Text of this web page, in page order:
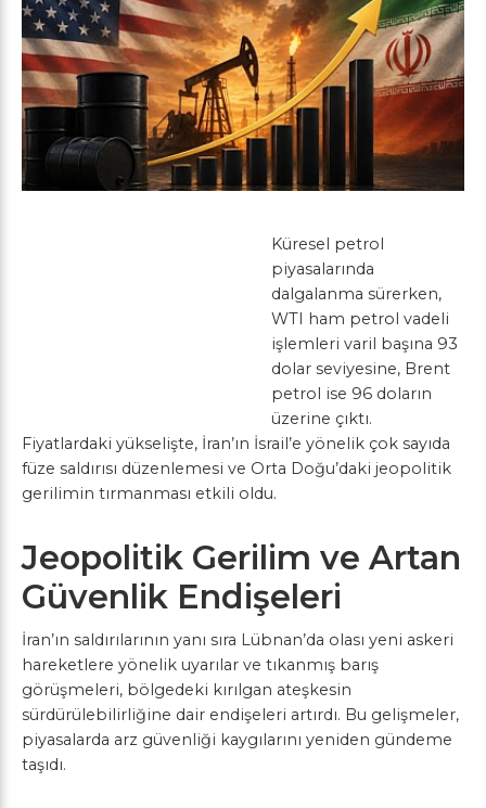
Küresel petrol
piyasalarında
dalgalanma sürerken,
WTI ham petrol vadeli
işlemleri varil başına 93
dolar seviyesine, Brent
petrol ise 96 doların
üzerine çıktı.
Fiyatlardaki yükselişte, İran’ın İsrail’e yönelik çok sayıda
füze saldırısı düzenlemesi ve Orta Doğu’daki jeopolitik
gerilimin tırmanması etkili oldu.
Jeopolitik Gerilim ve Artan
Güvenlik Endişeleri
İran’ın saldırılarının yanı sıra Lübnan’da olası yeni askeri
hareketlere yönelik uyarılar ve tıkanmış barış
görüşmeleri, bölgedeki kırılgan ateşkesin
sürdürülebilirliğine dair endişeleri artırdı. Bu gelişmeler,
piyasalarda arz güvenliği kaygılarını yeniden gündeme
taşıdı.